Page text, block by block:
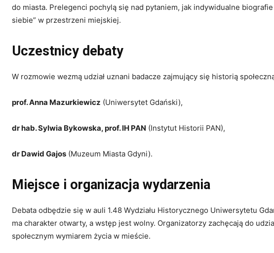
do miasta. Prelegenci pochylą się nad pytaniem, jak indywidualne
siebie” w przestrzeni miejskiej.
Uczestnicy debaty
W rozmowie wezmą udział uznani badacze zajmujący się historią
prof. Anna Mazurkiewicz (Uniwersytet Gdański),
dr hab. Sylwia Bykowska, prof. IH PAN (Instytut Historii PAN),
dr Dawid Gajos (Muzeum Miasta Gdyni).
Miejsce i organizacja wydarzenia
Debata odbędzie się w auli 1.48 Wydziału Historycznego Uniwersytetu
ma charakter otwarty, a wstęp jest wolny. Organizatorzy zachęcają do
społecznym wymiarem życia w mieście.